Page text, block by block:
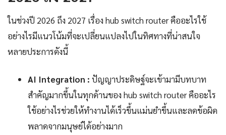
ในช่วงปี 2026 ถึง 2027 เรื่อง hub switch router คืออะไรใช้
อย่างไรมีแนวโน้มที่จะเปลี่ยนแปลงไปในทิศทางที่น่าสนใจ
หลายประการดังนี้
AI Integration : ปัญญาประดิษฐ์จะเข้ามามีบทบาท
สำคัญมากขึ้นในทุกด้านของ hub switch router คืออะไร
ใช้อย่างไรช่วยให้ทำงานได้เร็วขึ้นแม่นยำขึ้นและลดข้อผิด
พลาดจากมนุษย์ได้อย่างมาก